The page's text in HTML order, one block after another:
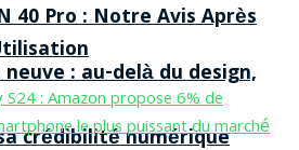
: au-delà du design,
crédibilité numérique
40 Pro : Notre Avis Après